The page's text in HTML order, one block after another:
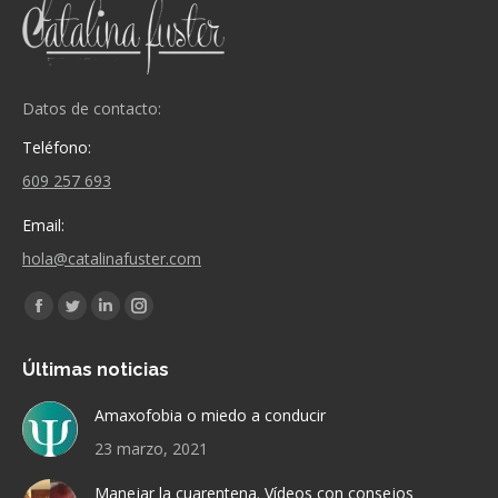
Datos de contacto:
Teléfono:
609 257 693
Email:
hola@catalinafuster.com
Encuéntranos en:
Facebook
opens
in
new
window
Twitter
opens
in
new
window
Linkedin
opens
window
Instagram
opens
in
window
Últimas noticias
Amaxofobia o miedo a conducir
23 marzo, 2021
Manejar la cuarentena. Vídeos con consejos